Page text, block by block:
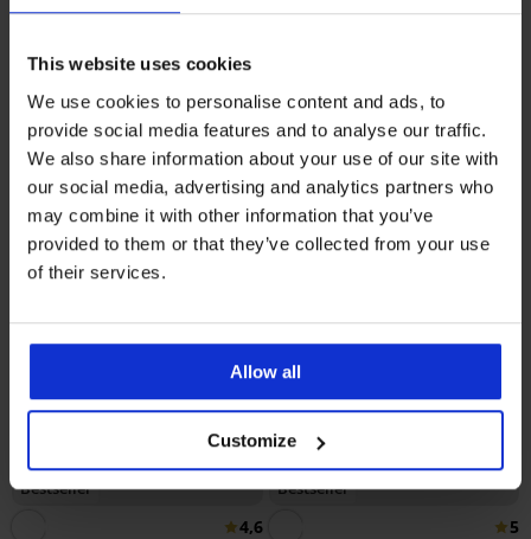
This website uses cookies
We use cookies to personalise content and ads, to
provide social media features and to analyse our traffic.
We also share information about your use of our site with
our social media, advertising and analytics partners who
may combine it with other information that you’ve
provided to them or that they’ve collected from your use
of their services.
Allow all
Customize
BH DIVA by IVA unwattiert
67,99 €
Bestseller
4,6
Bestseller
5